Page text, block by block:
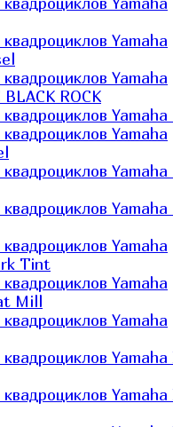
Yamaha
Yamaha
ROCK
Yamaha
Yamaha
Yamaha
Tint
Yamaha
Mill
Yamaha